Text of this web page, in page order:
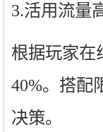
3.活用流量
根据玩家在
40%。搭配
决策。